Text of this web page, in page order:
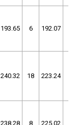
193.65 6 192.07
240.32 18 223.24
238.28 8 225.02